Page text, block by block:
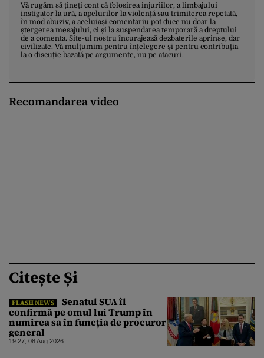
Vă rugăm să țineți cont că folosirea injuriilor, a limbajului
instigator la ură, a apelurilor la violență sau trimiterea repetată,
în mod abuziv, a aceluiași comentariu pot duce nu doar la
ștergerea mesajului, ci și la suspendarea temporară a dreptului
de a comenta. Site-ul nostru încurajează dezbaterile aprinse, dar
civilizate. Vă mulțumim pentru înțelegere și pentru contribuția
la o discuție bazată pe argumente, nu pe atacuri.
Recomandarea video
Citește Și
FLASH NEWS
Senatul SUA îl
confirmă pe omul lui Trump în
numirea sa în funcția de procuror
general
19:27, 08 Aug 2026